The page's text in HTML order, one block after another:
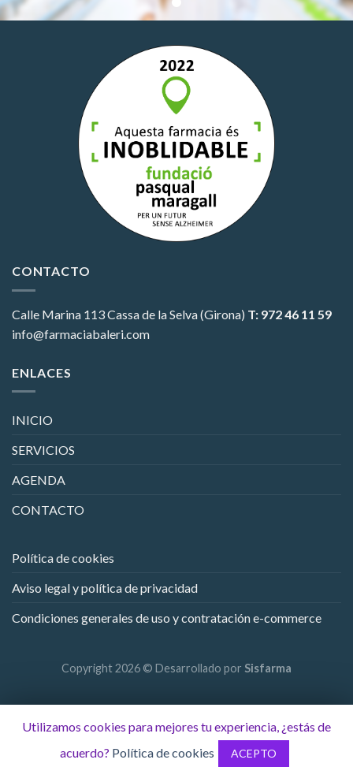
CONTACTO
Calle Marina 113Cassa de la Selva (Girona) T: 972 46 11 59
info@farmaciabaleri.com
ENLACES
INICIO
SERVICIOS
AGENDA
CONTACTO
Política de cookies
Aviso legal y política de privacidad
Condiciones generales de uso y contratación e-commerce
Copyright 2026 © Desarrollado por Sisfarma
Utilizamos cookies para mejores tu experiencia, ¿estás de
acuerdo? Política de cookies ACEPTO